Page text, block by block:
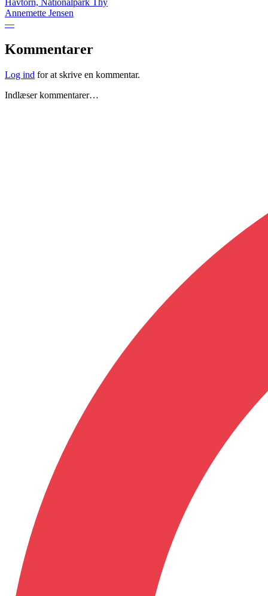
Havtorn, Nationalpark Thy
Annemette Jensen
—
Kommentarer
Log ind for at skrive en kommentar.
Indlæser kommentarer…